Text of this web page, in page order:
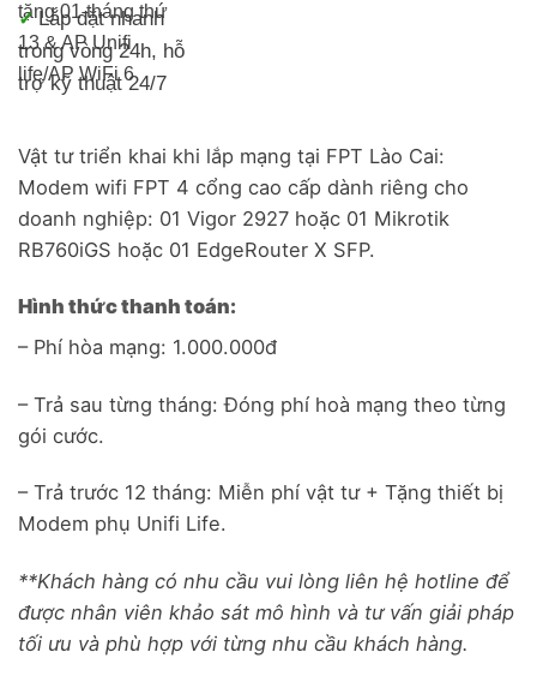
tặng 01 tháng thứ
13 & AP Unifi
life/AP WiFi 6
✓Lắp đặt nhanh
trong vòng 24h, hỗ
trợ kỹ thuật 24/7
Vật tư triển khai khi lắp mạng tại FPT Lào Cai:
Modem wifi FPT 4 cổng cao cấp dành riêng cho
doanh nghiệp: 01 Vigor 2927 hoặc 01 Mikrotik
RB760iGS hoặc 01 EdgeRouter X SFP.
Hình thức thanh toán:
– Phí hòa mạng: 1.000.000đ
– Trả sau từng tháng: Đóng phí hoà mạng theo từng
gói cước.
– Trả trước 12 tháng: Miễn phí vật tư + Tặng thiết bị
Modem phụ Unifi Life.
**Khách hàng có nhu cầu vui lòng liên hệ hotline để
được nhân viên khảo sát mô hình và tư vấn giải pháp
tối ưu và phù hợp với từng nhu cầu khách hàng.